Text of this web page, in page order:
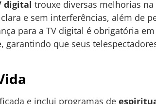
digital trouxe diversas melhorias
e sem interferências, além de
para a TV digital é obrigatória
garantindo que seus
e inclui programas de